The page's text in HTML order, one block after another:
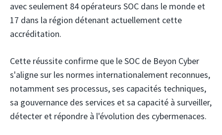
avec seulement 84 opérateurs SOC dans le monde et
17 dans la région détenant actuellement cette
accréditation.
Cette réussite confirme que le SOC de Beyon Cyber ​​​​
s'aligne sur les normes internationalement reconnues,
notamment ses processus, ses capacités techniques,
sa gouvernance des services et sa capacité à surveiller,
détecter et répondre à l'évolution des cybermenaces.